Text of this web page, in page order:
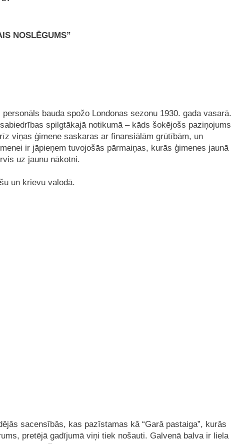
NOSLĒGUMS”
bauda spožo Londonas sezonu 1930. gada vasarā.
spilgtākajā notikumā – kāds šokējošs paziņojums
viņas ģimene saskaras ar finansiālām grūtībām, un
ir jāpieņem tuvojošās pārmaiņas, kurās ģimenes jaunā
uz jaunu nākotni.
un krievu valodā.
sacensībās, kas pazīstamas kā “Garā pastaiga”, kurās
pretējā gadījumā viņi tiek nošauti. Galvenā balva ir liela